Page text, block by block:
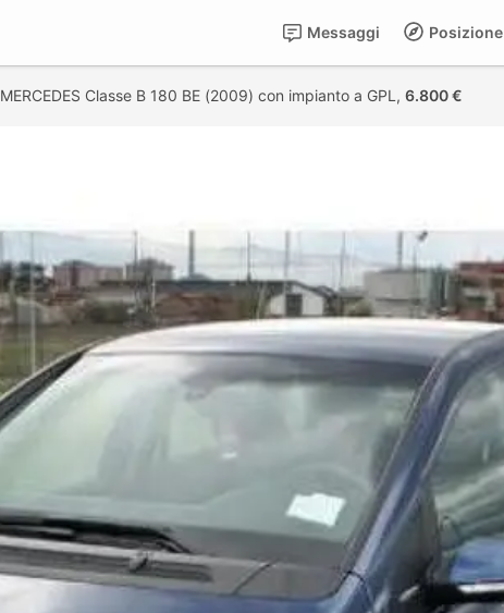
Posizione
Messaggi
MERCEDES Classe B 180 BE (2009) con impianto a GPL, 6.800 €